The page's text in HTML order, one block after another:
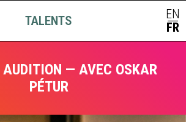
TALENTS EN
|
FR
— AVEC OSKAR
PÉTUR